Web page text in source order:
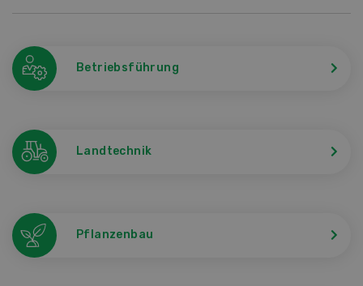
Betriebsführung
Landtechnik
Pflanzenbau